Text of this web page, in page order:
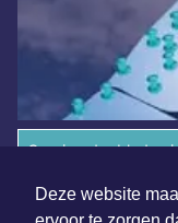
Deze website
Overige dagbladen
Algemene voorwaarden